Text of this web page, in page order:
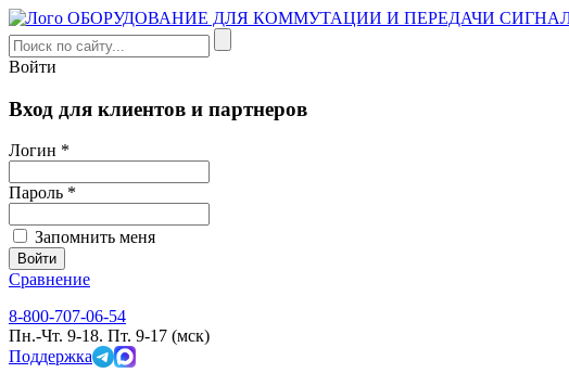
Войти
Вход для клиентов и партнеров
Логин *
Пароль *
Запомнить меня
Сравнение
8-800-707-06-54
Пн.-Чт. 9-18. Пт. 9-17 (мск)
Поддержка